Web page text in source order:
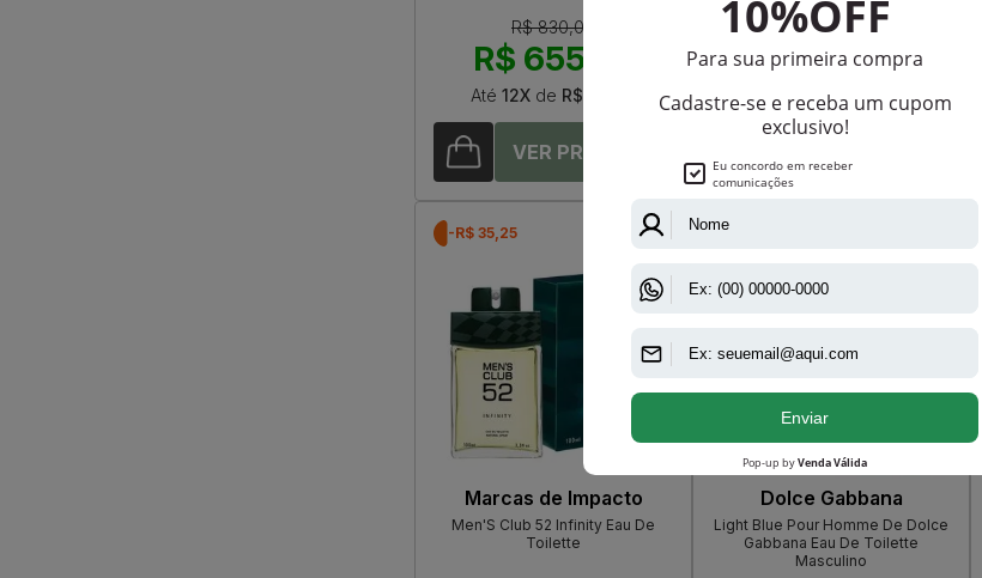
R$ 830,00
R$ 655,50
Até 12X de R$ 54,62
R$ 158,00
R$ 132,05
Até 6XdeR$ 22,00
-R$ 35,25
Marcas de Impacto
Men'S Club 52 Infinity Eau De
Toilette
-R$ 64,50
Dolce Gabbana
Light Blue Pour Homme De Dolce
Gabbana Eau De Toilette
Masculino